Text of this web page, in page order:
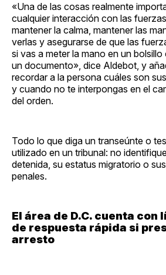
«Una de las cosas realmente
cualquier interacción con las
mantener la calma, mantener las
verlas y asegurarse de que las
si vas a meter la mano en un
un documento», dice Aldebot, y
recordar a la persona cuáles son
y cuando no te interpongas en el
del orden.
Todo lo que diga un transeúnte o
utilizado en un tribunal: no
detenida, su estatus migratorio o
penales.
El área de D.C. cuenta
de respuesta rápida si
arresto